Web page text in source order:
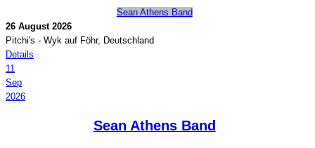
Sean Athens Band
26 August 2026
Pitchi's - Wyk auf Föhr, Deutschland
Details
11
Sep
2026
Sean Athens Band